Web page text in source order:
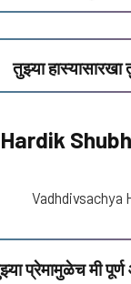
तुझ्या
प्रेमामुळेच मी